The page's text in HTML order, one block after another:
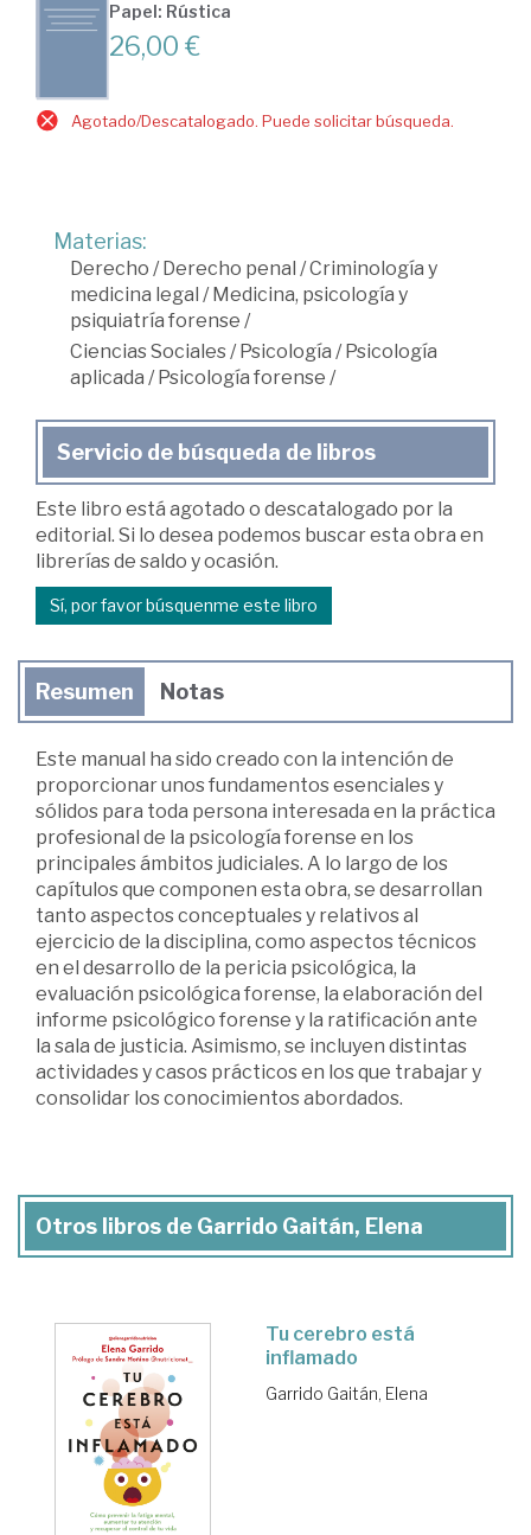
Papel: Rústica
26,00 €
Agotado/Descatalogado. Puede solicitar búsqueda.
Materias:
Derecho / Derecho penal /Criminología y
medicina legal / Medicina, psicología y
psiquiatría forense /
Ciencias Sociales/ Psicología / Psicología
aplicada / Psicología forense /
Servicio de búsqueda de libros
Este libro está agotado o descatalogado por la
editorial. Si lo desea podemos buscar esta obra en
librerías de saldo y ocasión.
Sí, por favor búsquenme este libro
Resumen Notas
Este manual ha sido creado con la intención de
proporcionar unos fundamentos esenciales y
sólidos para toda persona interesada en la práctica
profesional de la psicología forense en los
principales ámbitos judiciales. A lo largo de los
capítulos que componen esta obra, se desarrollan
tanto aspectos conceptuales y relativos al
ejercicio de la disciplina, como aspectos técnicos
en el desarrollo de la pericia psicológica, la
evaluación psicológica forense, la elaboración del
informe psicológico forense y la ratificación ante
la sala de justicia. Asimismo, se incluyen distintas
actividades y casos prácticos en los que trabajar y
consolidar los conocimientos abordados.
Otros libros de Garrido Gaitán, Elena
Tu cerebro está
inflamado
Garrido Gaitán, Elena